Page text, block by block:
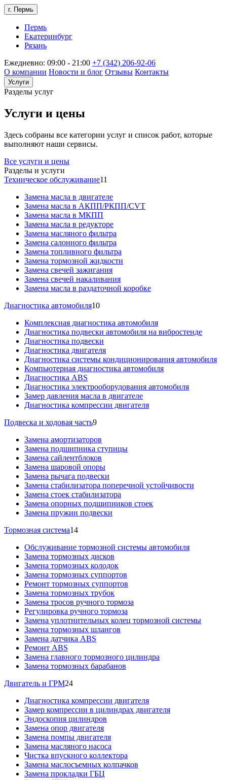
г. Пермь
Пермь
Екатеринбург
Рязань
Ежедневно: 09:00 - 21:00 +7 (342) 206-92-06
О компании Новости и блог Отзывы Контакты
Услуги
Разделы услуг
Услуги и цены
Здесь собраны все категории услуг и список работ, которые
выполняют наши сервисы.
Все услуги и цены
Разделы и услуги
Техническое обслуживание11
Замена масла в двигателе
Замена масла в АКПП/РКПП/CVT
Замена масла в МКПП
Замена масла в редукторе
Замена масляного фильтра
Замена салонного фильтра
Замена топливного фильтра
Замена тормозной жидкости
Замена свечей зажигания
Замена свечей накаливания
Замена масла в раздаточной коробке
Диагностика автомобиля10
Комплексная диагностика автомобиля
Диагностика подвески автомобиля на вибростенде
Диагностика подвески
Диагностика двигателя
Диагностика системы кондиционирования автомобиля
Компьютерная диагностика автомобиля
Диагностика ABS
Диагностика электрооборудования автомобиля
Замер давления масла в двигателе
Диагностика компрессии двигателя
Подвеска и ходовая часть9
Замена амортизаторов
Замена подшипника ступицы
Замена сайлентблоков
Замена шаровой опоры
Замена рычага подвески
Замена стабилизатора поперечной устойчивости
Замена стоек стабилизатора
Замена опорных подшипников стоек
Замена пружин подвески
Тормозная система14
Обслуживание тормозной системы автомобиля
Замена тормозных дисков
Замена тормозных колодок
Замена тормозных суппортов
Ремонт тормозных суппортов
Замена тормозных трубок
Замена тросов ручного тормоза
Регулировка ручного тормоза
Замена уплотнительных колец тормозной системы
Замена тормозных шлангов
Замена датчика ABS
Ремонт ABS
Замена главного тормозного цилиндра
Замена тормозных барабанов
Двигатель и ГРМ24
Диагностика компрессии двигателя
Замер компрессии в цилиндрах двигателя
Эндоскопия цилиндров
Замена опор двигателя
Замена помпы двигателя
Замена масляного насоса
Чистка впускного коллектора
Замена маслосъемных колпачков
Замена прокладки ГБЦ